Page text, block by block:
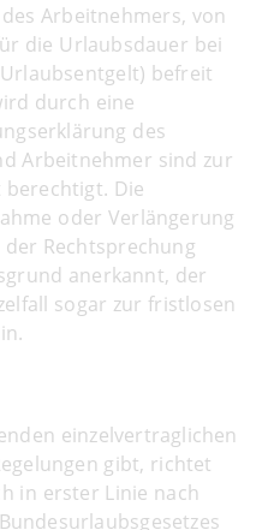
Arbeitnehmers, von
die Urlaubsdauer bei
befreit
durch eine
des
Arbeitnehmer sind zur
Die
oder Verlängerung
Rechtsprechung
anerkannt, der
sogar zur fristlosen
einzelvertraglichen
gibt, richtet
in erster Linie nach